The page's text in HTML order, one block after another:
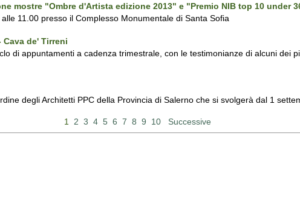
mostre "Ombre d'Artista edizione 2013" e "Premio NIB top 10 under
11.00 presso il Complesso Monumentale di Santa Sofia
de' Tirreni
di appuntamenti a cadenza trimestrale, con le testimonianze di alcuni dei
degli Architetti PPC della Provincia di Salerno che si svolgerà dal 1
1 2 3 4 5 6 7 8 9 10 Successive